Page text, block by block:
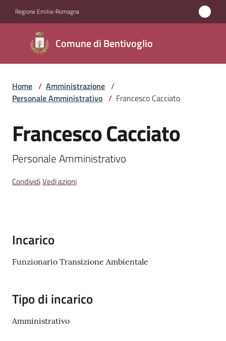
Regione Emilia-Romagna
Comune di Bentivoglio
Comune di
Bentivoglio
Amministrazione
Menu selezionato
Vivere
Bentivoglio
Trasparente
A
b
o
Home / Amministrazione /
Personale Amministrativo / Francesco Cacciato
Salta al contenuto
Francesco Cacciato
Personale Amministrativo
CondividiVedi azioni
Incarico
Funzionario Transizione Ambientale
Tipo di incarico
Amministrativo